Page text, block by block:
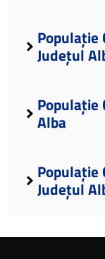
Populație
Județul
Populație
Alba
Populație
Județul